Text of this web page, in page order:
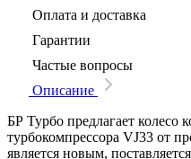
Оплата и доставка
Гарантии
Частые вопросы
Описание
БР Турбо предлагает колесо
турбокомпрессора VJ33 от
является новым,